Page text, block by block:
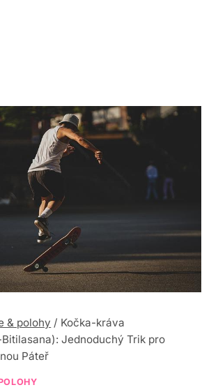
& polohy / Kočka-kráva
Jednoduchý Trik pro
Páteř